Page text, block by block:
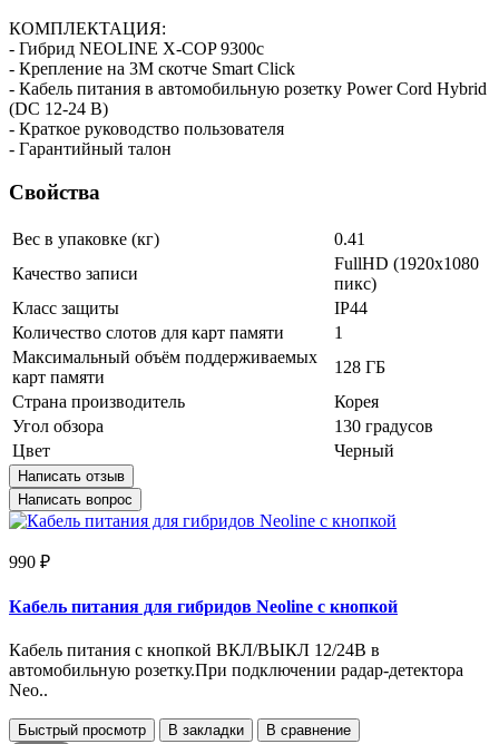
КОМПЛЕКТАЦИЯ:
- Гибрид NEOLINE X-COP 9300с
- Крепление на 3М скотче Smart Click
- Кабель питания в автомобильную розетку Power Cord Hybrid
(DC 12-24 В)
- Краткое руководство пользователя
- Гарантийный талон
Свойства
Вес в упаковке (кг)
0.41
Качество записи
FullHD (1920x1080
пикс)
Класс защиты
IP44
Количество слотов для карт памяти
1
Максимальный объём поддерживаемых
карт памяти
128 ГБ
Страна производитель
Корея
Угол обзора
130 градусов
Цвет
Черный
Написать отзыв
Написать вопрос
990 ₽
Кабель питания для гибридов Neoline с кнопкой
Кабель питания с кнопкой ВКЛ/ВЫКЛ 12/24В в
автомобильную розетку.При подключении радар-детектора
Neo..
Быстрый просмотр В закладки
В сравнение